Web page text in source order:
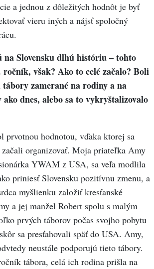
a jednou z dôležitých hodnôt je byť
vieru iných a nájsť spoločný
na Slovensku dlhú históriu – tohto
však? Ako to celé začalo? Boli
zamerané na rodiny a na
dnes, alebo sa to vykryštalizovalo
prvotnou hodnotou, vďaka ktorej sa
organizovať. Moja priateľka Amy
YWAM z USA, sa veľa modlila
priniesť Slovensku pozitívnu zmenu, a
myšlienku založiť kresťanské
a jej manžel Robert spolu s malým
prvých táborov počas svojho pobytu
sa presťahovali späť do USA. Amy,
neustále podporujú tieto tábory.
tábora, celá ich rodina prišla na